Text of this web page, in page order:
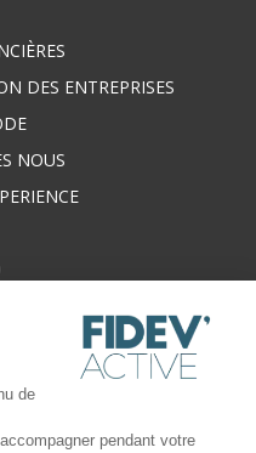
DES ENTREPRISES
NOUS
de
pendant votre